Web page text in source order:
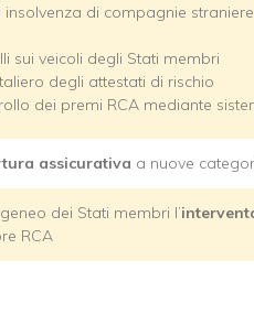
insolvenza di compagnie straniere
sui veicoli degli Stati membri
degli attestati di rischio
dei premi RCA mediante
assicurativa a nuove
dei Stati membri l’
RCA